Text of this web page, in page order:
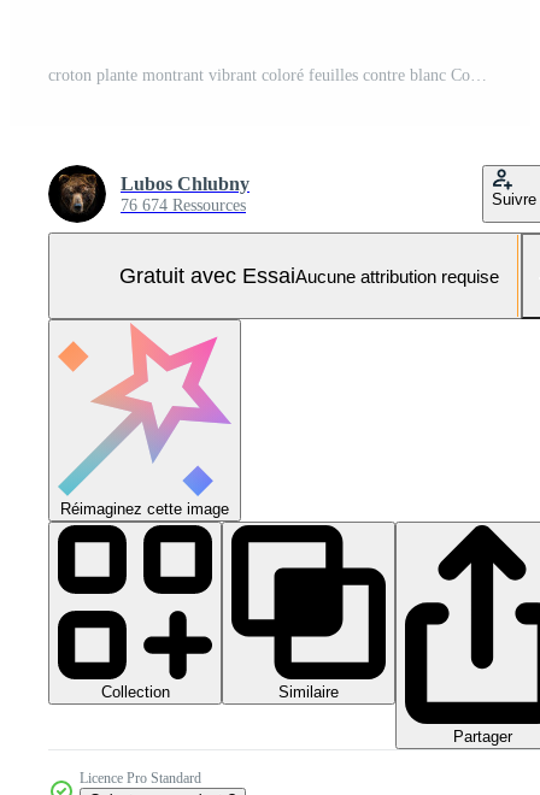
croton plante montrant vibrant coloré feuilles contre blanc Contexte Photo Pro
Lubos Chlubny
76 674 Ressources Suivre
Gratuit avec EssaiAucune attribution requise
Réimaginez cette image
Collection Similaire
Partager
Licence Pro Standard